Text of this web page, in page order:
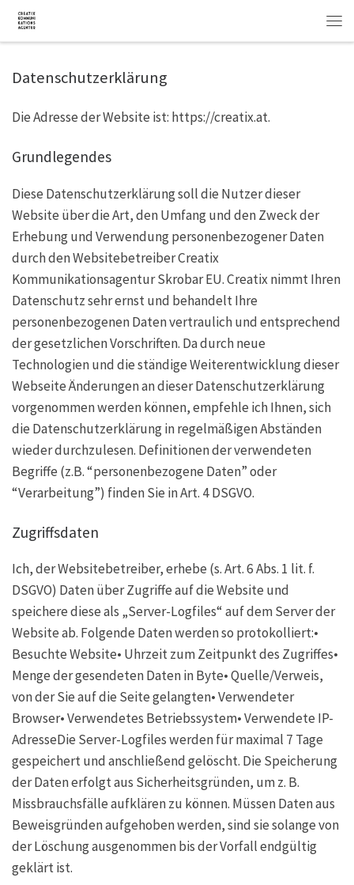
Skip to content
Datenschutzerklärung
Die Adresse der Website ist: https://creatix.at.
Grundlegendes
Diese Datenschutzerklärung soll die Nutzer dieser
Website über die Art, den Umfang und den Zweck der
Erhebung und Verwendung personenbezogener Daten
durch den Websitebetreiber Creatix
Kommunikationsagentur Skrobar EU. Creatix nimmt Ihren
Datenschutz sehr ernst und behandelt Ihre
personenbezogenen Daten vertraulich und entsprechend
der gesetzlichen Vorschriften. Da durch neue
Technologien und die ständige Weiterentwicklung dieser
Webseite Änderungen an dieser Datenschutzerklärung
vorgenommen werden können, empfehle ich Ihnen, sich
die Datenschutzerklärung in regelmäßigen Abständen
wieder durchzulesen. Definitionen der verwendeten
Begriffe (z.B. “personenbezogene Daten” oder
“Verarbeitung”) finden Sie in Art. 4 DSGVO.
Zugriffsdaten
Ich, der Websitebetreiber, erhebe (s. Art. 6 Abs. 1 lit. f.
DSGVO) Daten über Zugriffe auf die Website und
speichere diese als „Server-Logfiles“ auf dem Server der
Website ab. Folgende Daten werden so protokolliert:•
Besuchte Website• Uhrzeit zum Zeitpunkt des Zugriffes•
Menge der gesendeten Daten in Byte• Quelle/Verweis,
von der Sie auf die Seite gelangten• Verwendeter
Browser• Verwendetes Betriebssystem• Verwendete IP-
AdresseDie Server-Logfiles werden für maximal 7 Tage
gespeichert und anschließend gelöscht. Die Speicherung
der Daten erfolgt aus Sicherheitsgründen, um z. B.
Missbrauchsfälle aufklären zu können. Müssen Daten aus
Beweisgründen aufgehoben werden, sind sie solange von
der Löschung ausgenommen bis der Vorfall endgültig
geklärt ist.